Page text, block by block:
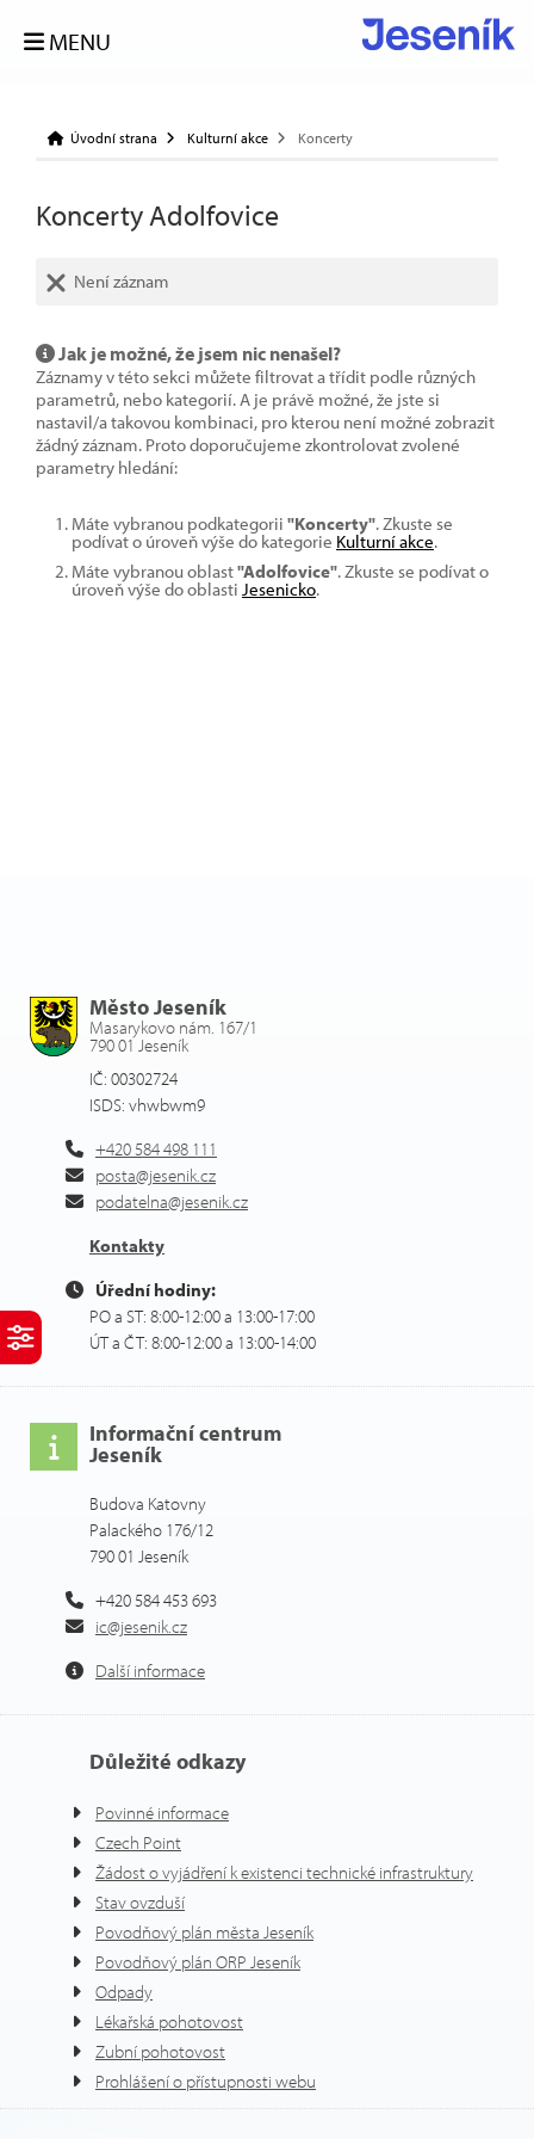
MENU
Úvodní strana Kulturní akce Koncerty
Koncerty Adolfovice
Není záznam
Jak je možné, že jsem nic nenašel?
Záznamy v této sekci můžete filtrovat a třídit podle různých
parametrů, nebo kategorií. A je právě možné, že jste si
nastavil/a takovou kombinaci, pro kterou není možné zobrazit
žádný záznam. Proto doporučujeme zkontrolovat zvolené
parametry hledání:
Máte vybranou podkategorii "Koncerty". Zkuste se
podívat o úroveň výše do kategorie Kulturní akce.
Máte vybranou oblast"Adolfovice". Zkuste se podívat o
úroveň výše do oblasti Jesenicko.
Město Jeseník
Masarykovo nám. 167/1
790 01 Jeseník
IČ: 00302724
ISDS: vhwbwm9
+420 584 498 111
posta@jesenik.cz
podatelna@jesenik.cz
Kontakty
Úřední hodiny:
PO a ST: 8:00-12:00 a 13:00-17:00
ÚT a ČT: 8:00-12:00 a 13:00-14:00
Informační centrum
Jeseník
Budova Katovny
Palackého 176/12
790 01 Jeseník
+420 584 453 693
ic@jesenik.cz
Další informace
Důležité odkazy
Povinné informace
Czech Point
Žádost o vyjádření k existenci technické infrastruktury
Stav ovzduší
Povodňový plán města Jeseník
Povodňový plán ORP Jeseník
Odpady
Lékařská pohotovost
Zubní pohotovost
Prohlášení o přístupnosti webu